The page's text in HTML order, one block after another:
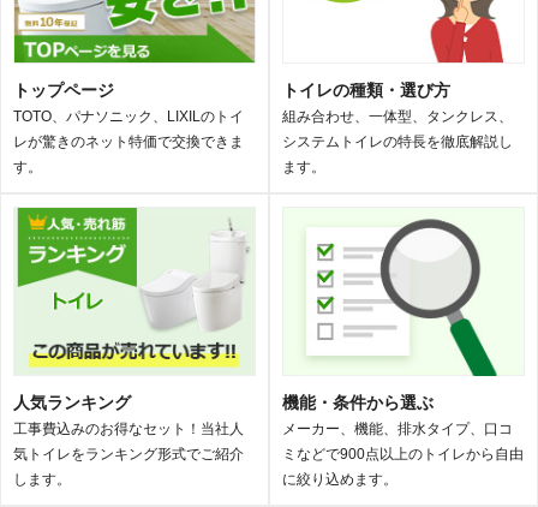
トップページ
TOTO、パナソニック、LIXILのトイ
レが驚きのネット特価で交換できま
す。
トイレの種類・選び方
組み合わせ、一体型、タンクレス、
システムトイレの特長を徹底解説し
ます。
人気ランキング
工事費込みのお得なセット！当社人
気トイレをランキング形式でご紹介
します。
機能・条件から選ぶ
メーカー、機能、排水タイプ、口コ
ミなどで900点以上のトイレから自由
に絞り込めます。